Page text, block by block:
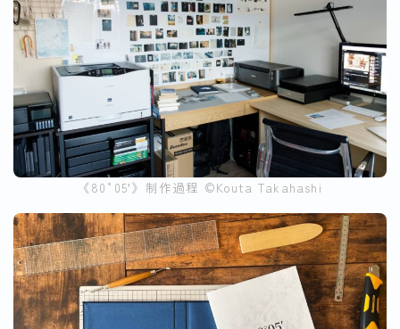
《80°05′》制作過程 ©︎Kouta Takahashi